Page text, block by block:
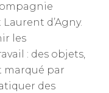
d’Agny.
les
: des objets,
marqué par
des